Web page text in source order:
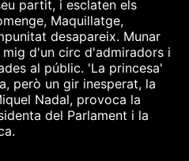
partit, i esclaten els
Maquillatge,
desapareix. Munar
d'un circ d'admiradors i
al públic. 'La princesa'
però un gir inesperat, la
Nadal, provoca la
del Parlament i la